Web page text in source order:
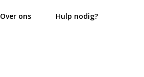
Over ons Hulp nodig?